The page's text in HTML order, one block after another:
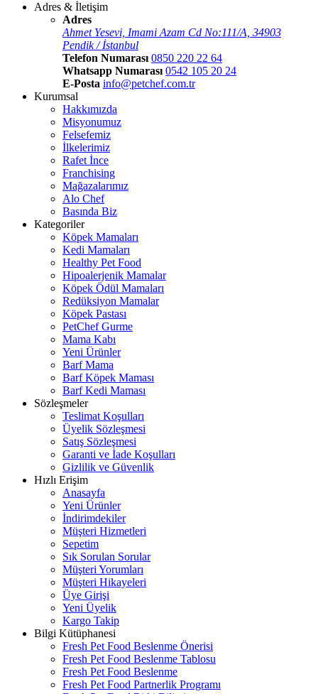
Adres & İletişim
Adres
Ahmet Yesevi, Imami Azam Cd No:111/A, 34903
Pendik / İstanbul
Telefon Numarası 0850 220 22 64
Whatsapp Numarası 0542 105 20 24
E-Posta info@petchef.com.tr
Kurumsal
Hakkımızda
Misyonumuz
Felsefemiz
İlkelerimiz
Rafet İnce
Franchising
Mağazalarımız
Alo Chef
Basında Biz
Kategoriler
Köpek Mamaları
Kedi Mamaları
Healthy Pet Food
Hipoalerjenik Mamalar
Köpek Ödül Mamaları
Redüksiyon Mamalar
Köpek Pastası
PetChef Gurme
Mama Kabı
Yeni Ürünler
Barf Mama
Barf Köpek Maması
Barf Kedi Maması
Sözleşmeler
Teslimat Koşulları
Üyelik Sözleşmesi
Satış Sözleşmesi
Garanti ve İade Koşulları
Gizlilik ve Güvenlik
Hızlı Erişim
Anasayfa
Yeni Ürünler
İndirimdekiler
Müşteri Hizmetleri
Sepetim
Sık Sorulan Sorular
Müşteri Yorumları
Müşteri Hikayeleri
Üye Girişi
Yeni Üyelik
Kargo Takip
Bilgi Kütüphanesi
Fresh Pet Food Beslenme Önerisi
Fresh Pet Food Beslenme Tablosu
Fresh Pet Food Beslenme
Fresh Pet Food Partnerlik Programı